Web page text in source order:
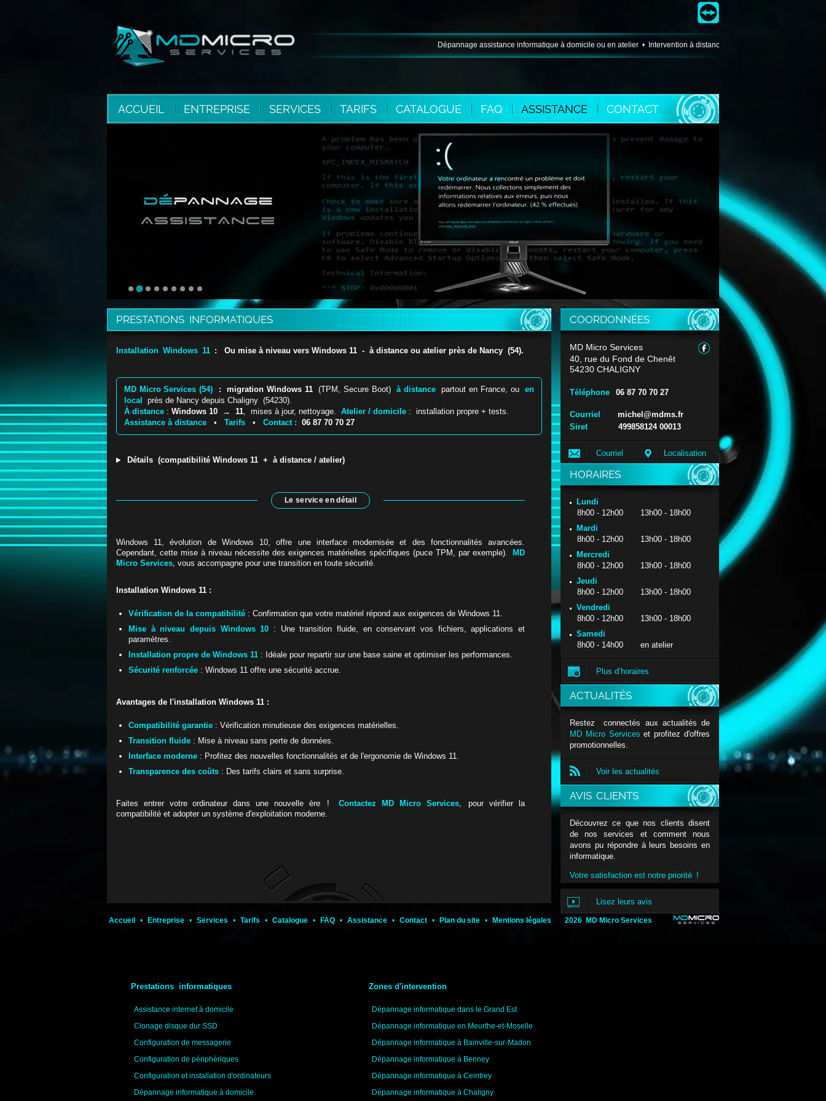
Dépannage assistance informatique à domicile ou en atelier • Intervention à distance • Conseil • Matériel •
ACCUEIL ENTREPRISE SERVICES TARIFS CATALOGUE FAQ ASSISTANCE CONTACT
COORDONNÉES
MD Micro Services
40, rue du Fond de Chenêt
54230 CHALIGNY
Téléphone 06 87 70 70 27
Courriel
michel@mdms.fr
Siret
499858124 00013
Courriel Localisation
HORAIRES
Lundi
8h00 - 12h00 13h00 - 18h00
Mardi
8h00 - 12h00 13h00 - 18h00
Mercredi
8h00 - 12h00 13h00 - 18h00
Jeudi
8h00 - 12h00 13h00 - 18h00
Vendredi
8h00 - 12h00 13h00 - 18h00
Samedi
8h00 - 14h00 en atelier
Plus d’horaires
ACTUALITÉS
Restez connectés aux actualités de
MD Micro Services et profitez d'offres
promotionnelles.
Voir les actualités
AVIS CLIENTS
Découvrez ce que nos clients disent
de nos services et comment nous
avons pu répondre à leurs besoins en
informatique.
Votre satisfaction est notre priorité !
Lisez leurs avis
PRESTATIONS INFORMATIQUES
Installation Windows 11 : Ou mise à niveau vers Windows 11 - à distance ou atelier près de Nancy (54).
MD Micro Services (54) : migration Windows 11(TPM, Secure Boot)à distancepartout en France, ouen
local
près de Nancy depuis Chaligny (54230).
À distance : Windows 10 → 11, mises à jour, nettoyage. Atelier / domicile : installation propre + tests.
Assistance à distance • Tarifs • Contact : 06 87 70 70 27
Détails (compatibilité Windows 11 + à distance / atelier)
Le service en détail
Windows 11, évolution de Windows 10, offre une interface modernisée et des fonctionnalités avancées.
Cependant, cette mise à niveau nécessite des exigences matérielles spécifiques (puce TPM, par exemple).
MD
Micro Services, vous accompagne pour une transition en toute sécurité.
Installation Windows 11 :
Vérification de la compatibilité : Confirmation que votre matériel répond aux exigences de Windows 11.
Mise à niveau depuis Windows 10 : Une transition fluide, en conservant vos fichiers, applications et
paramètres.
Installation propre de Windows 11 : Idéale pour repartir sur une base saine et optimiser les performances.
Sécurité renforcée : Windows 11 offre une sécurité accrue.
Avantages de l'installation Windows 11 :
Compatibilité garantie : Vérification minutieuse des exigences matérielles.
Transition fluide : Mise à niveau sans perte de données.
Interface moderne : Profitez des nouvelles fonctionnalités et de l'ergonomie de Windows 11.
Transparence des coûts : Des tarifs clairs et sans surprise.
Faites entrer votre ordinateur dans une nouvelle ère !Contactez MD Micro Services, pour vérifier la
compatibilité et adopter un système d'exploitation moderne.
Accueil • Entreprise • Services • Tarifs • Catalogue • FAQ • Assistance • Contact • Plan du site • Mentions légales 2026 MD Micro Services
Prestations informatiques
Assistance internet à domicile
Clonage disque dur SSD
Configuration de messagerie
Configuration de périphériques
Configuration et installation d'ordinateurs
Dépannage informatique à domicile
Zones d'intervention
Dépannage informatique dans le Grand Est
Dépannage informatique en Meurthe-et-Moselle
Dépannage informatique à Bainville-sur-Madon
Dépannage informatique à Benney
Dépannage informatique à Ceintrey
Dépannage informatique à Chaligny